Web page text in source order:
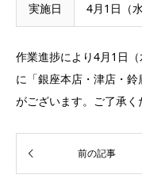
実施日 4月1日（
作業進捗により4月1日
に「銀座本店・津店・
がございます。ご了承く